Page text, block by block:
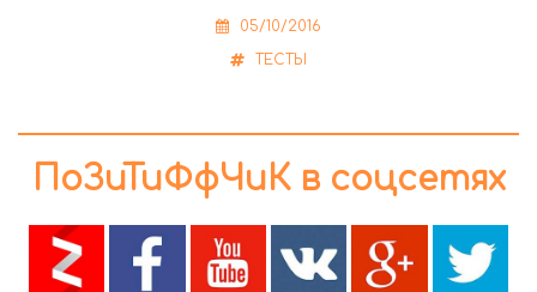
05/10/2016
ТЕСТЫ
ПоЗиТиФфЧиК в соцсетях